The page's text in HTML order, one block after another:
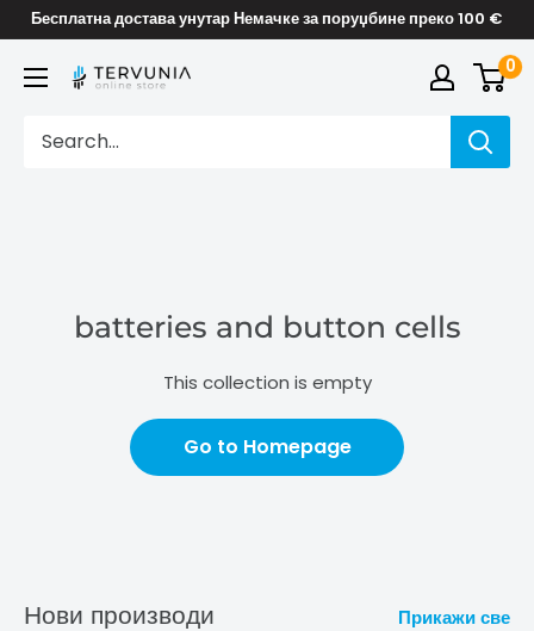
Skip
content
Бесплатна достава унутар Немачке за поруџбине преко 100 €
TERVUNIA
Stores
0
batteries and button cells
This collection is empty
Go to Homepage
Нови производи Прикажи све